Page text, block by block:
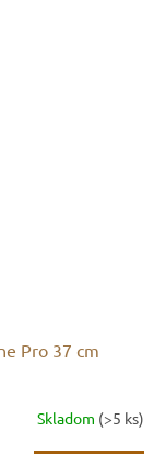
Pro 37 cm
Skladom (>5 ks)